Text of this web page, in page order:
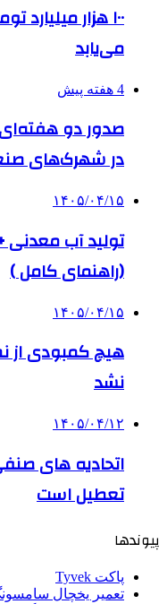
۱۰۰ هزار
می‌یابد
4 هفته پیش
صدور دو
در شهرک‌های
۱۴۰۵/۰۴/۱۵
تولید آب معدنی
(راهنمای کامل )
۱۴۰۵/۰۴/۱۵
هیچ کمبودی از
نشد
۱۴۰۵/۰۴/۱۲
تعطیل است
پیوندها
پاکت Tyvek
تعمیر یخچال